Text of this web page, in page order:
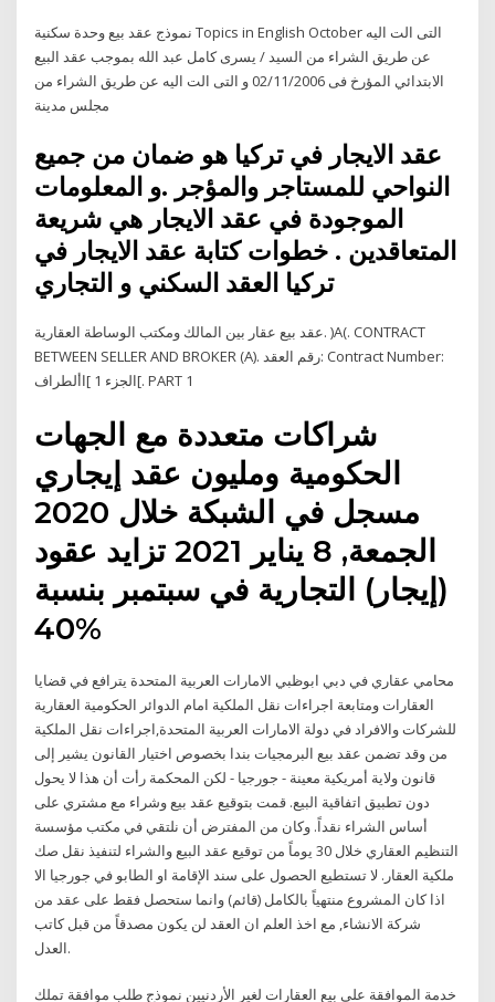
نموذج عقد بيع وحدة سكنية Topics in English October التى الت اليه
عن طريق الشراء من السيد / يسرى كامل عبد الله بموجب عقد البيع
الابتدائي المؤرخ فى 02/11/2006 و التى الت اليه عن طريق الشراء من
مجلس مدينة
عقد الايجار في تركيا هو ضمان من جميع
النواحي للمستاجر والمؤجر .و المعلومات
الموجودة في عقد الايجار هي شريعة
المتعاقدين . خطوات كتابة عقد الايجار في
تركيا العقد السكني و التجاري
عقد بيع عقار بين المالك ومكتب الوساطة العقارية. )A(. CONTRACT
BETWEEN SELLER AND BROKER (A). رقم العقد: Contract Number:
الجزء 1 ]األطراف[. PART 1
شراكات متعددة مع الجهات
الحكومية ومليون عقد إيجاري
مسجل في الشبكة خلال 2020
الجمعة, 8 يناير 2021 تزايد عقود
(إيجار) التجارية في سبتمبر بنسبة
40%
محامي عقاري في دبي ابوظبي الامارات العربية المتحدة يترافع في قضايا
العقارات ومتابعة اجراءات نقل الملكية امام الدوائر الحكومية العقارية
للشركات والافراد في دولة الامارات العربية المتحدة,اجراءات نقل الملكية
من وقد تضمن عقد بيع البرمجيات بندا بخصوص اختيار القانون يشير إلى
قانون ولاية أمريكية معينة - جورجيا - لكن المحكمة رأت أن هذا لا يحول
دون تطبيق اتفاقية البيع. قمت بتوقيع عقد بيع وشراء مع مشتري على
أساس الشراء نقداً. وكان من المفترض أن نلتقي في مكتب مؤسسة
التنظيم العقاري خلال 30 يوماً من توقيع عقد البيع والشراء لتنفيذ نقل صك
ملكية العقار. لا تستطيع الحصول على سند الإقامة او الطابو في جورجيا الا
اذا كان المشروع منتهياً بالكامل (قائم) وانما ستحصل فقط على عقد من
شركة الانشاء, مع اخذ العلم ان العقد لن يكون مصدقاً من قبل كاتب
العدل.
خدمة الموافقة على بيع العقارات لغير الأردنيين نموذج طلب موافقة تملك